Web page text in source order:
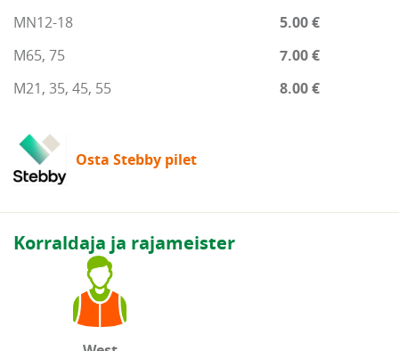
MN12-18
5.00 €
M65, 75
7.00 €
M21, 35, 45, 55
8.00 €
Osta Stebby pilet
Korraldaja ja rajameister